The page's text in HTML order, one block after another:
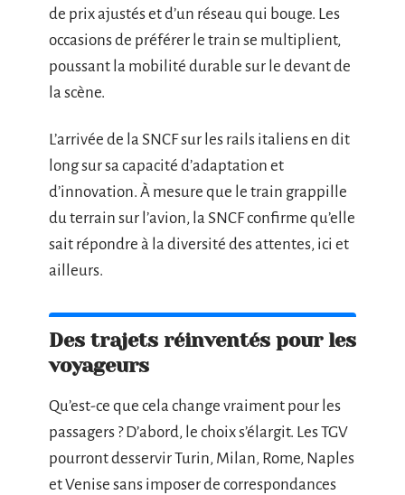
de prix ajustés et d’un réseau qui bouge. Les
occasions de préférer le train se multiplient,
poussant la mobilité durable sur le devant de
la scène.
L’arrivée de la SNCF sur les rails italiens en dit
long sur sa capacité d’adaptation et
d’innovation. À mesure que le train grappille
du terrain sur l’avion, la SNCF confirme qu’elle
sait répondre à la diversité des attentes, ici et
ailleurs.
Des trajets réinventés pour les
voyageurs
Qu’est-ce que cela change vraiment pour les
passagers ? D’abord, le choix s’élargit. Les TGV
pourront desservir Turin, Milan, Rome, Naples
et Venise sans imposer de correspondances